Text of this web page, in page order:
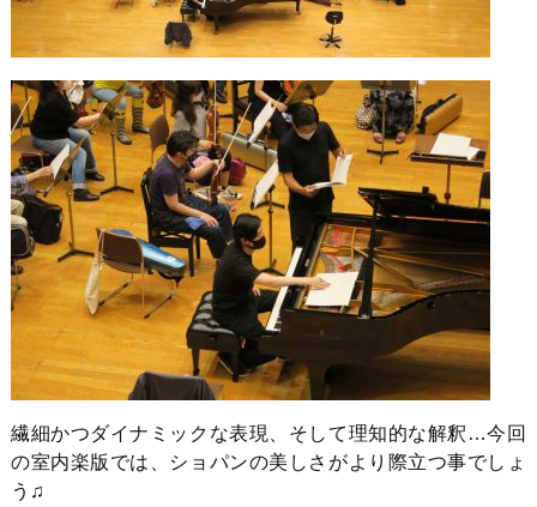
繊細かつダイナミックな表現、そして理知的な解釈…今回
の室内楽版では、ショパンの美しさがより際立つ事でしょ
う♫